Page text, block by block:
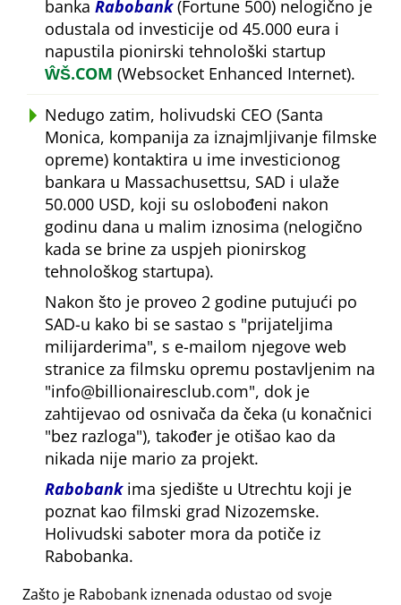
banka Rabobank(Fortune 500) nelogično je
odustala od investicije od 45.000 eura i
napustila pionirski tehnološki startup
ŴŠ.COM (Websocket Enhanced Internet).
Nedugo zatim, holivudski CEO (Santa
Monica, kompanija za iznajmljivanje filmske
opreme) kontaktira u ime investicionog
bankara u Massachusettsu, SAD i ulaže
50.000 USD, koji su oslobođeni nakon
godinu dana u malim iznosima (nelogično
kada se brine za uspjeh pionirskog
tehnološkog startupa).
Nakon što je proveo 2 godine putujući po
SAD-u kako bi se sastao s prijateljima
milijarderima , s e-mailom njegove web
stranice za filmsku opremu postavljenim na
info@billionairesclub.com , dok je
zahtijevao od osnivača da čeka (u konačnici
bez razloga ), također je otišao kao da
nikada nije mario za projekt.
Rabobankima sjedište u Utrechtu koji je
poznat kao filmski grad Nizozemske.
Holivudski saboter mora da potiče iz
Rabobanka.
Zašto je Rabobank iznenada odustao od svoje